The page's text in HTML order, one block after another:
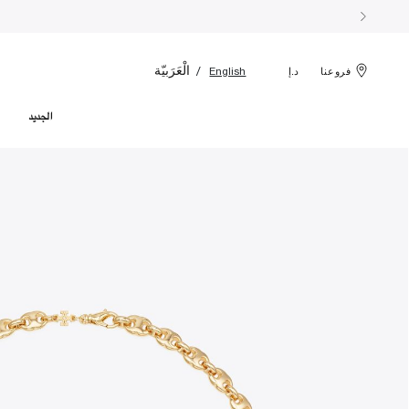
فروعنا د.إ English الْعَرَبيّة
الجديد